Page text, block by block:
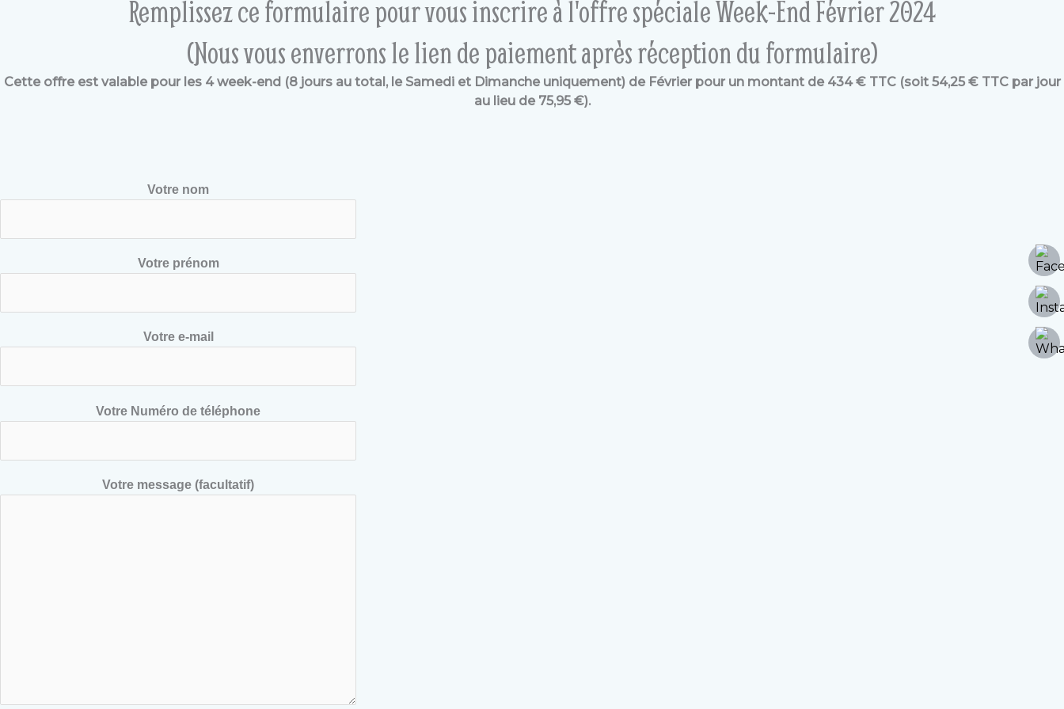
Remplissez ce formulaire pour vous inscrire à l'offre spéciale Week-End Février 2024
(Nous vous enverrons le lien de paiement après réception du formulaire)
Cette offre est valable pour les 4 week-end (8 jours au total, le Samedi et Dimanche uniquement) de Février pour un montant de 434 € TTC (soit 54,25 € TTC par jour
au lieu de 75,95 €).
Votre nom
Votre prénom
Votre e-mail
Votre Numéro de téléphone
Votre message (facultatif)